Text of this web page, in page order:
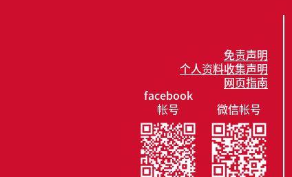
免责声明
个人资料收集声明
网页指南
facebook
帐号
微信帐号